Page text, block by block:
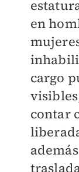
en
cargo
contar